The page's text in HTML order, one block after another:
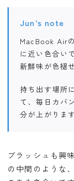
Jun’s note
MacBook Air
に近い色合い
新鮮味が色褪
持ち出す場所
て、毎日カバ
分が上がります
ブラッシュも興
の中間のような